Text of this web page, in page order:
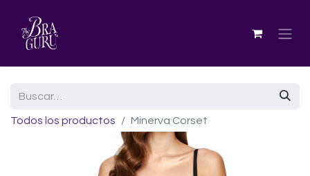
Todos los productos Minerva Corset